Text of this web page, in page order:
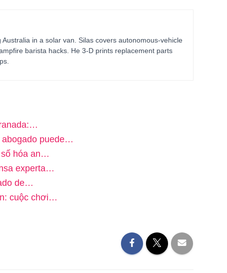
in a solar van. Silas covers autonomous-vehicle
barista hacks. He 3-D prints replacement parts
abogado puede…
số hóa an…
experta…
de…
cuộc chơi…